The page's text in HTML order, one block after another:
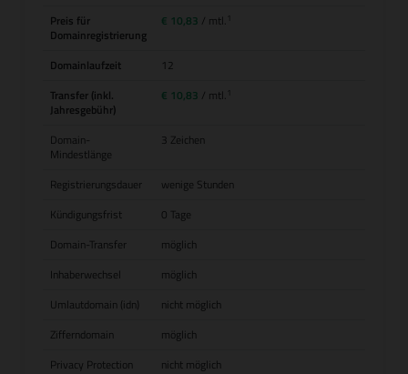
Preis für
Domainregistrierung
€ 10,83 / mtl.
Domainlaufzeit
12
Transfer (inkl.
Jahresgebühr)
€ 10,83 / mtl.
Domain-
Mindestlänge
3 Zeichen
Registrierungsdauer
wenige Stunden
Kündigungsfrist
0 Tage
Domain-Transfer
möglich
Inhaberwechsel
möglich
Umlautdomain (idn)
nicht möglich
Zifferndomain
möglich
Privacy Protection
nicht möglich